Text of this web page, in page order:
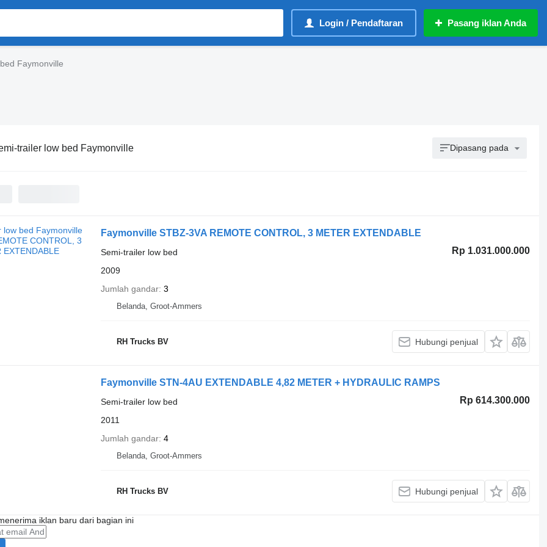
Login / Pendaftaran Pasang iklan Anda
Faymonville
trailer low bed Faymonville Dipasang pada
Faymonville STBZ-3VA REMOTE CONTROL, 3 METER EXTENDABLE
Rp 1.031.000.000
Semi-trailer low bed
2009
Jumlah gandar 3
Belanda, Groot-Ammers
RH Trucks BV Hubungi penjual
Faymonville STN-4AU EXTENDABLE 4,82 METER + HYDRAULIC RAMPS
Rp 614.300.000
Semi-trailer low bed
2011
Jumlah gandar 4
Belanda, Groot-Ammers
RH Trucks BV Hubungi penjual
iklan baru dari bagian ini